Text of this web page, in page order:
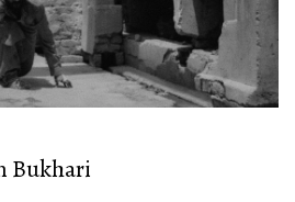
Bukhari